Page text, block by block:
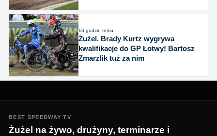
16 godzin temu
Żużel. Brady Kurtz wygrywa
kwalifikacje do GP Łotwy! Bartosz
Zmarzlik tuż za nim
BEST SPEEDWAY TV
Żużel na żywo, drużyny, terminarze i